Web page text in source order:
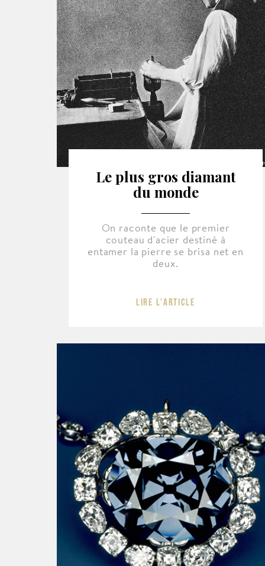
Le plus gros diamant
du monde
On raconte que le premier
couteau d'acier destiné à
entamer la pierre se brisa net en
deux.
Lire l'article